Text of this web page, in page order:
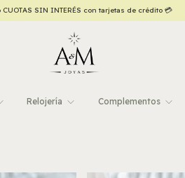
GRATIS a todo el país, a partir de $120.000,00! ✈️
Relojería Complementos